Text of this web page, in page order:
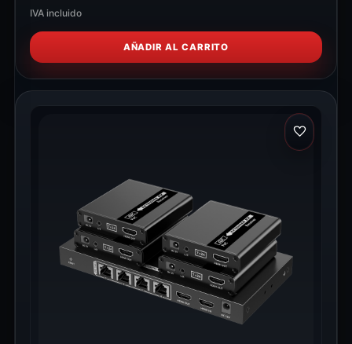
IVA incluido
AÑADIR AL CARRITO